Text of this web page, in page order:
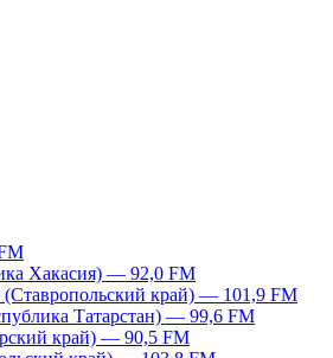
Хакасия) — 92,0 FM
(Ставропольский край) — 101,9 FM
Татарстан) — 99,6 FM
край) — 90,5 FM